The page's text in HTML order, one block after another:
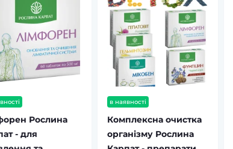
Рослина
- для
в наявності
Комплексна очистка
організму Рослина